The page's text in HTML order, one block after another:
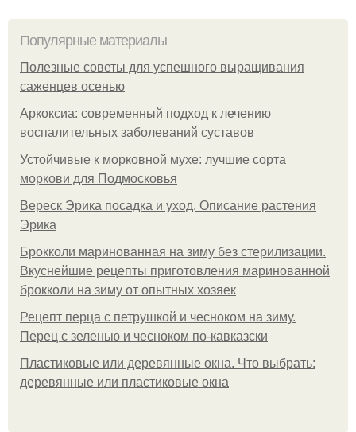
Популярные материалы
Полезные советы для успешного выращивания
саженцев осенью
Аркоксиа: современный подход к лечению
воспалительных заболеваний суставов
Устойчивые к морковной мухе: лучшие сорта
моркови для Подмосковья
Вереск Эрика посадка и уход. Описание растения
Эрика
Брокколи маринованная на зиму без стерилизации.
Вкуснейшие рецепты приготовления маринованной
брокколи на зиму от опытных хозяек
Рецепт перца с петрушкой и чесноком на зиму.
Перец с зеленью и чесноком по-кавказски
Пластиковые или деревянные окна. Что выбрать:
деревянные или пластиковые окна